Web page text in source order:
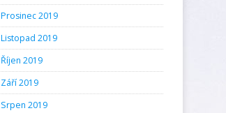
Prosinec 2019
Listopad 2019
Říjen 2019
Září 2019
Srpen 2019